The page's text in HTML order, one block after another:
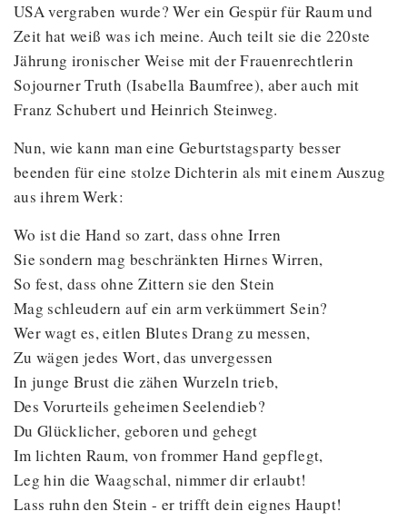
USA vergraben wurde? Wer ein Gespür für Raum und
Zeit hat weiß was ich meine. Auch teilt sie die 220ste
Jährung ironischer Weise mit der Frauenrechtlerin
Sojourner Truth (Isabella Baumfree), aber auch mit
Franz Schubert und Heinrich Steinweg.
Nun, wie kann man eine Geburtstagsparty besser
beenden für eine stolze Dichterin als mit einem Auszug
aus ihrem Werk:
Wo ist die Hand so zart, dass ohne Irren
Sie sondern mag beschränkten Hirnes Wirren,
So fest, dass ohne Zittern sie den Stein
Mag schleudern auf ein arm verkümmert Sein?
Wer wagt es, eitlen Blutes Drang zu messen,
Zu wägen jedes Wort, das unvergessen
In junge Brust die zähen Wurzeln trieb,
Des Vorurteils geheimen Seelendieb?
Du Glücklicher, geboren und gehegt
Im lichten Raum, von frommer Hand gepflegt,
Leg hin die Waagschal, nimmer dir erlaubt!
Lass ruhn den Stein - er trifft dein eignes Haupt!